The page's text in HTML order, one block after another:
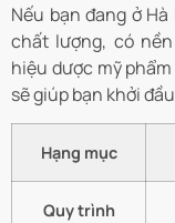
Nếu bạn đang ở
chất lượng, có
hiệu dược mỹ
sẽ giúp bạn khởi
Hạng mục
Quy trình